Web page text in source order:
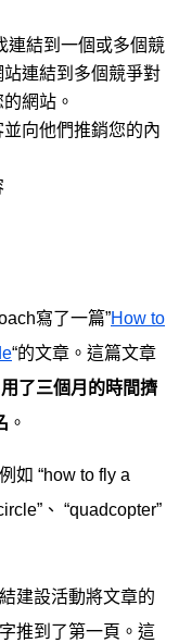
連結到一個或多個競
連結到多個競爭對
網站。
向他們推銷您的內
寫了一篇”How to
“的文章。這篇文章
用了三個月的時間擠
。
如 “how to fly a
、 “quadcopter”
建設活動將文章的
推到了第一頁。這